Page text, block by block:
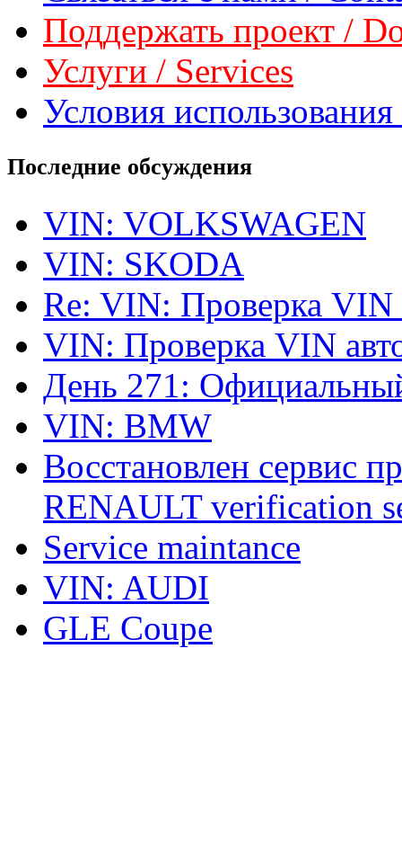
Поддержать проект /
Услуги / Services
Условия
Последние обсуждения
VIN: VOLKSWAGEN
VIN: SKODA
Re: VIN: Проверка VIN
VIN: Проверка VIN
День 271:
VIN: BMW
Восстановлен сервис
RENAULT verification
Service maintance
VIN: AUDI
GLE Coupe